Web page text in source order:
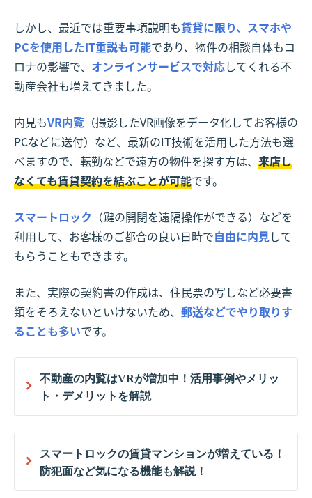
しかし、最近では重要事項説明も賃貸に限り、スマホや
PCを使用したIT重説も可能であり、物件の相談自体もコ
ロナの影響で、 オンラインサービスで対応してくれる不
動産会社も増えてきました。
内見もVR内覧 （撮影したVR画像をデータ化してお客様の
PCなどに送付）など、最新のIT技術を活用した方法も選
べますので、転勤などで遠方の物件を探す方は、 来店し
なくても賃貸契約を結ぶことが可能です。
スマートロック （鍵の開閉を遠隔操作ができる）などを
利用して、お客様のご都合の良い日時で自由に内見して
もらうこともできます。
また、実際の契約書の作成は、住民票の写しなど必要書
類をそろえないといけないため、 郵送などでやり取りす
ることも多いです。
不動産の内覧はVRが増加中！活用事例やメリッ
ト・デメリットを解説
スマートロックの賃貸マンションが増えている！
防犯面など気になる機能も解説！